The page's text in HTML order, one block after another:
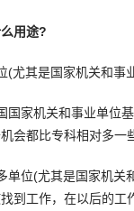
用途?
其是国家机关和事
家机关和事业单位基
会都比专科相对多一
位(尤其是国家机关和
到工作，在以后的工